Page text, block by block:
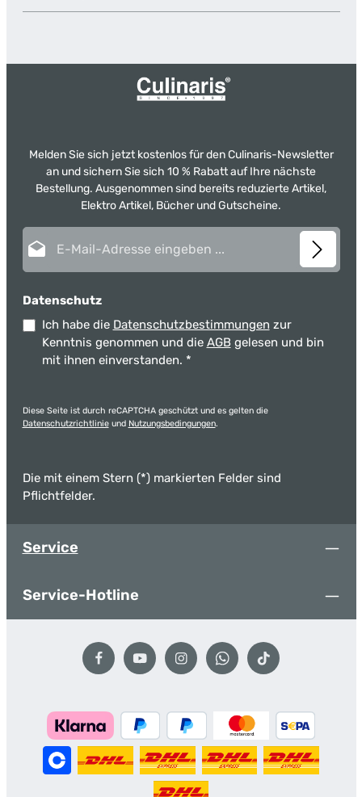
Melden Sie sich jetzt kostenlos für den Culinaris-Newsletter
an und sichern Sie sich 10 % Rabatt auf Ihre nächste
Bestellung. Ausgenommen sind bereits reduzierte Artikel,
Elektro Artikel, Bücher und Gutscheine.
Datenschutz
Ich habe die Datenschutzbestimmungen zur
Kenntnis genommen und die AGB gelesen und bin
mit ihnen einverstanden. *
Diese Seite ist durch reCAPTCHA geschützt und es gelten die
Datenschutzrichtlinieund Nutzungsbedingungen.
Die mit einem Stern (*) markierten Felder sind
Pflichtfelder.
Service
Service-Hotline